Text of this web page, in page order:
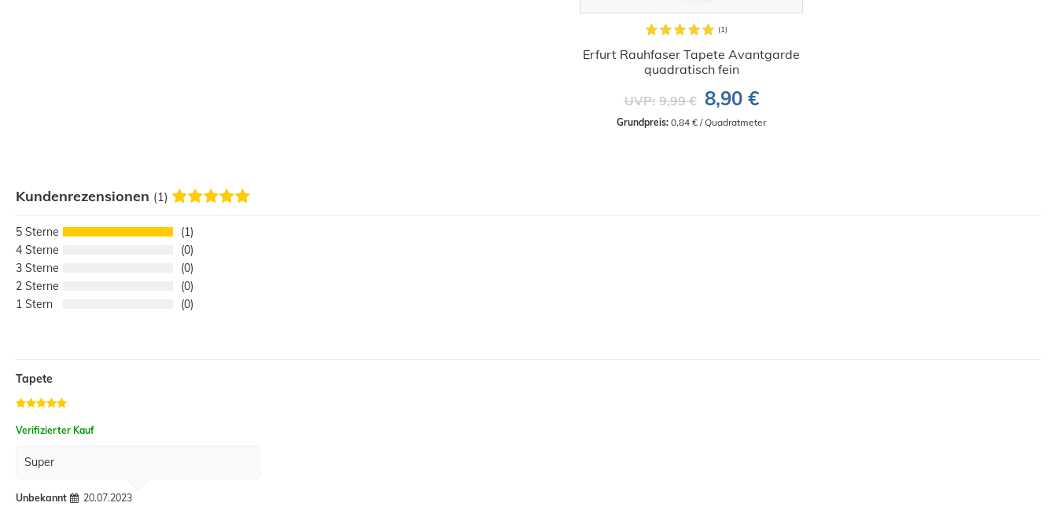
Erfurt Rauhfaser Tapete Avantgarde
quadratisch fein
UVP: 9,99 € 8,90 €
Grundpreis: 0,84 € / Quadratmeter
Kundenrezensionen (1)
5
1
4
0
3
0
2
0
1
0
Tapete
Verifizierter Kauf
Super
Unbekannt 20.07.2023